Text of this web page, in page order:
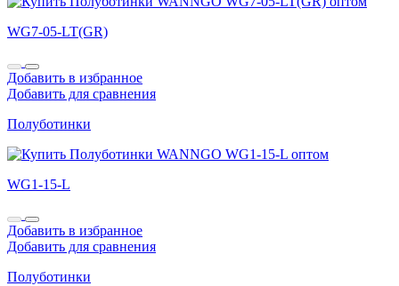
WG7-05-LT(GR)
Добавить в избранное
Добавить для сравнения
Полуботинки
WG1-15-L
Добавить в избранное
Добавить для сравнения
Полуботинки